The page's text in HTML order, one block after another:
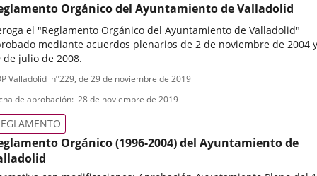
Orgánico del Ayuntamiento de Valladolid
el "Reglamento Orgánico del Ayuntamiento de Valladolid"
mediante acuerdos plenarios de 2 de noviembre de 2004 y
de julio de 2008.
Valladolid nº229, de 29 de noviembre de 2019
de aprobación 28 de noviembre de 2019
Orgánico (1996-2004) del Ayuntamiento de